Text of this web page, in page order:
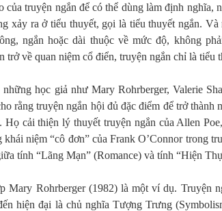
của truyện ngắn để có thể dùng làm định nghĩa,
xảy ra ở tiểu thuyết, gọi là tiểu thuyết ngắn. Và
ngắn hoặc dài thuộc về mức độ, không
trở về quan niệm cổ điển, truyện ngắn chỉ là tiểu
học giả như Mary Rohrberger, Valerie
rằng truyện ngắn hội đủ đặc điểm để trở thành
Họ cải thiện lý thuyết truyện ngắn của Allen
khái niệm “cô đơn” của Frank O’Connor trong
tính “Lãng Mạn” (Romance) và tính “Hiện
Mary Rohrberger (1982) là một ví dụ. Truyện
hiện đại là chủ nghĩa Tượng Trưng